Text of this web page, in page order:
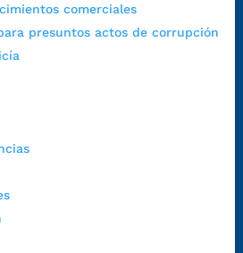
comerciales
presuntos actos de corrupción